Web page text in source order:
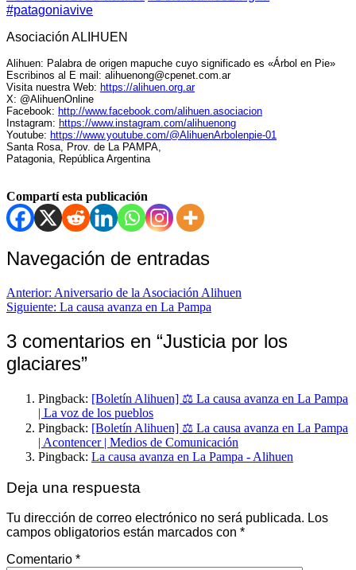
#patagoniavive
Asociación ALIHUEN
Alihuen: Palabra de origen mapuche cuyo significado es «Árbol en Pie»
Escribinos al E mail: alihuenong@cpenet.com.ar
Visita nuestra Web: https://alihuen.org.ar
X: @AlihuenOnline
Facebook: http://www.facebook.com/alihuen.asociacion
Instagram: https://www.instagram.com/alihuenong
Youtube: https://www.youtube.com/@AlihuenArbolenpie-01
Santa Rosa, Prov. de La PAMPA,
Patagonia, República Argentina
Compartí esta publicación
Navegación de entradas
Anterior: Aniversario de la Asociación Alihuen
Siguiente: La causa avanza en La Pampa
3 comentarios en “Justicia por los
glaciares”
Pingback: [Boletín Alihuen] ⚖️ La causa avanza en La Pampa
| La voz de los pueblos
Pingback: [Boletín Alihuen] ⚖️ La causa avanza en La Pampa
| Acontencer | Medios de Comunicación
Pingback: La causa avanza en La Pampa - Alihuen
Deja una respuesta
Tu dirección de correo electrónico no será publicada. Los
campos obligatorios están marcados con *
Comentario *